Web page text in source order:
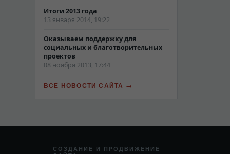
Итоги 2013 года
13 января 2014, 19:22
Оказываем поддержку для
социальных и благотворительных
проектов
08 ноября 2013, 17:44
ВСЕ НОВОСТИ САЙТА
СОЗДАНИЕ И ПРОДВИЖЕНИЕ